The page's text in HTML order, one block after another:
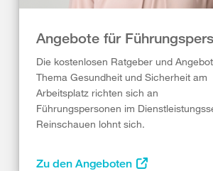
Angebote für
Die kostenlosen Ratgeber und
Thema Gesundheit und Sicherheit am
Arbeitsplatz richten sich an
Führungspersonen im
Reinschauen lohnt sich.
Zu den Angeboten